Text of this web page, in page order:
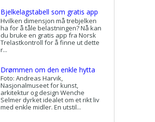
Bjelkelagstabell som gratis app
Hvilken dimensjon må trebjelken
ha for å tåle belastningen? Nå kan
du bruke en gratis app fra Norsk
Trelastkontroll for å finne ut dette
r...
Drømmen om den enkle hytta
Foto: Andreas Harvik,
Nasjonalmuseet for kunst,
arkitektur og design Wenche
Selmer dyrket idealet om et rikt liv
med enkle midler. En utstil...